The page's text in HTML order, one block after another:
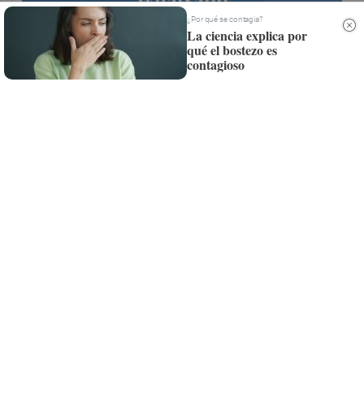
Siempre al día de las últimas noticias
¡Quiero suscribirme!
¿Por qué se contagia?
La ciencia explica por
qué el bostezo es
contagioso